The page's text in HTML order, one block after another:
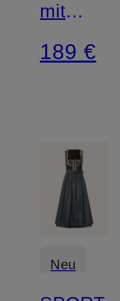
mit
Pailletten
189 €
Neu